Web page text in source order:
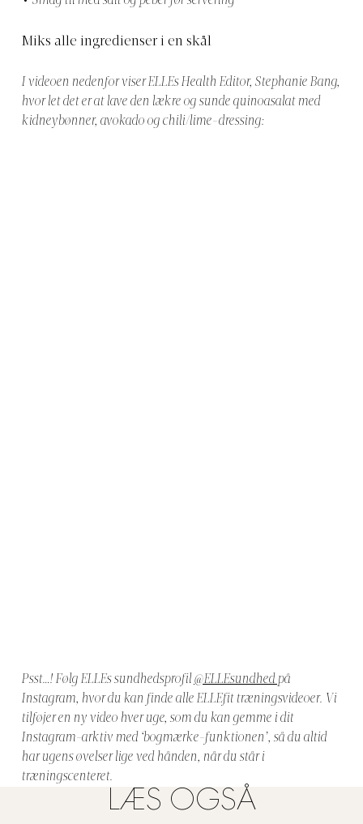
Miks alle ingredienser i en skål
I videoen nedenfor viser ELLEs Health Editor, Stephanie Bang,
hvor let det er at lave den lækre og sunde quinoasalat med
kidneybønner, avokado og chili/lime-dressing:
Psst…! Følg ELLEs sundhedsprofil @ELLEsundhed på
Instagram, hvor du kan finde alle ELLEfit træningsvideoer. Vi
tilføjer en ny video hver uge, som du kan gemme i dit
Instagram-arktiv med ‘bogmærke-funktionen’, så du altid
har ugens øvelser lige ved hånden, når du står i
træningscenteret.
LÆS OGSÅ